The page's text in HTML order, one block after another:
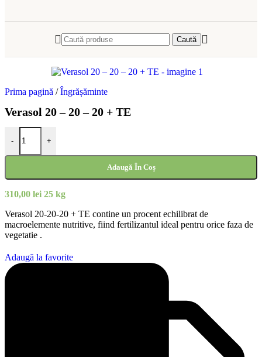
Caută
Prima pagină / Îngrășăminte
Verasol 20 – 20 – 20 + TE
-
Cantitate Verasol 20 – 20 – 20 + TE
+
Adaugă În Coș
310,00 lei 25 kg
Verasol 20-20-20 + TE contine un procent echilibrat de
macroelemente nutritive, fiind fertilizantul ideal pentru orice faza de
vegetatie .
Adaugă la favorite